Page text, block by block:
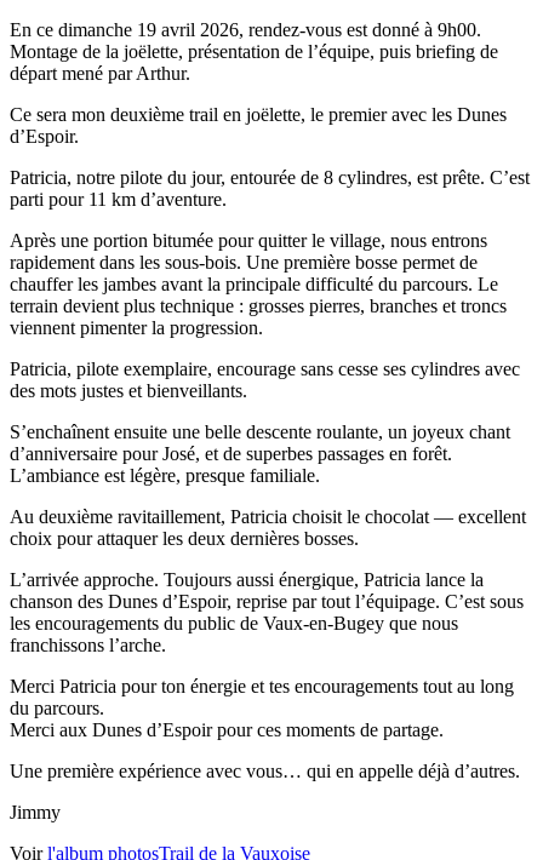
En ce dimanche 19 avril 2026, rendez-vous est donné à 9h00.
Montage de la joëlette, présentation de l’équipe, puis briefing de
départ mené par Arthur.
Ce sera mon deuxième trail en joëlette, le premier avec les Dunes
d’Espoir.
Patricia, notre pilote du jour, entourée de 8 cylindres, est prête. C’est
parti pour 11 km d’aventure.
Après une portion bitumée pour quitter le village, nous entrons
rapidement dans les sous-bois. Une première bosse permet de
chauffer les jambes avant la principale difficulté du parcours. Le
terrain devient plus technique : grosses pierres, branches et troncs
viennent pimenter la progression.
Patricia, pilote exemplaire, encourage sans cesse ses cylindres avec
des mots justes et bienveillants.
S’enchaînent ensuite une belle descente roulante, un joyeux chant
d’anniversaire pour José, et de superbes passages en forêt.
L’ambiance est légère, presque familiale.
Au deuxième ravitaillement, Patricia choisit le chocolat — excellent
choix pour attaquer les deux dernières bosses.
L’arrivée approche. Toujours aussi énergique, Patricia lance la
chanson des Dunes d’Espoir, reprise par tout l’équipage. C’est sous
les encouragements du public de Vaux-en-Bugey que nous
franchissons l’arche.
Merci Patricia pour ton énergie et tes encouragements tout au long
du parcours.
Merci aux Dunes d’Espoir pour ces moments de partage.
Une première expérience avec vous… qui en appelle déjà d’autres.
Jimmy
Voirl'album photosTrail de la Vauxoise